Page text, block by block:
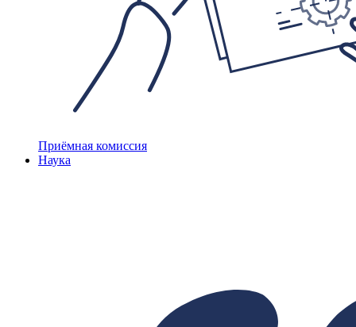
Приёмная комиссия
Наука